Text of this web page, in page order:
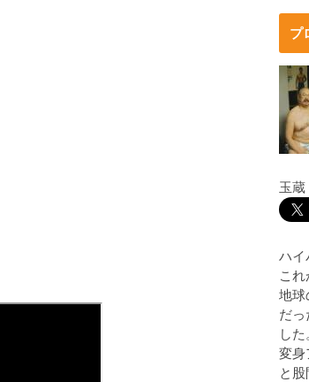
プ
玉蔵
ハイ
これ
地球
だっ
した
変身
と